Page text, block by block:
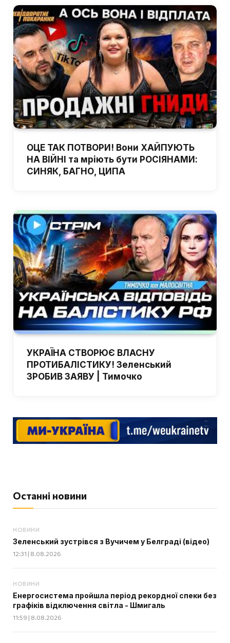
ОЦЕ ТАК ПОТВОРИ! Вони ХАЙПУЮТЬ
НА ВІЙНІ та мріють бути РОСІЯНАМИ:
СИНЯК, БАГНО, ЦИПА
УКРАЇНА СТВОРЮЄ ВЛАСНУ
ПРОТИБАЛІСТИКУ! Зеленський
ЗРОБИВ ЗАЯВУ | Тимочко
Останні новини
НОВИНИ
Зеленський зустрівся з Вучичем у Белграді (відео)
12:31 | 8.08.2026
НОВИНИ
Енергосистема пройшла період рекордної спеки без
графіків відключення світла - Шмигаль
11:59 | 8.08.2026